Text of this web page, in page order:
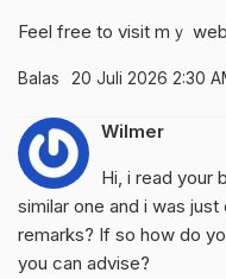
Feel free tο visit mｙ
Balas 20 Juli 2026 2:30
Wilmer
Hi, i read your
similar one and i was
remarks? If so how do
you can advise?